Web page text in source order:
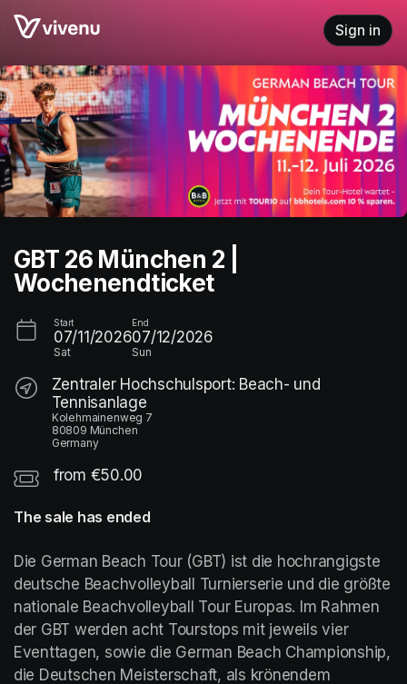
Skip header
Sign in
GBT 26 München 2 |
Wochenendticket
Start
07/11/2026
Sat
End
07/12/2026
Sun
Zentraler Hochschulsport: Beach- und
Tennisanlage
Kolehmainenweg 7
80809 München
Germany
from €50.00
The sale has ended
Die German Beach Tour (GBT) ist die hochrangigste
deutsche Beachvolleyball Turnierserie und die größte
nationale Beachvolleyball Tour Europas. Im Rahmen
der GBT werden acht Tourstops mit jeweils vier
Eventtagen, sowie die German Beach Championship,
die Deutschen Meisterschaft, als krönendem